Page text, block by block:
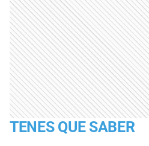
TENES QUE SABER